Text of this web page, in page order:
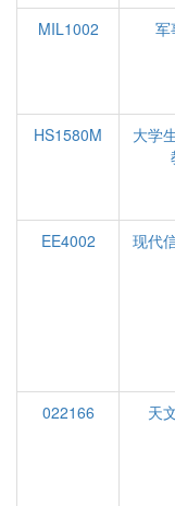
MIL1002
军
HS1580M
大学
EE4002
现代
022166
天